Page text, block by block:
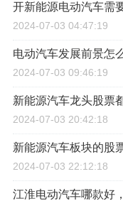
开新能源电动汽车需
2024-07-03 04:47:19
电动汽车发展前景怎
2024-07-03 09:46:19
新能源汽车龙头股票
2024-07-03 20:42:18
新能源汽车板块的股
2024-07-03 22:12:18
江淮电动汽车哪款好